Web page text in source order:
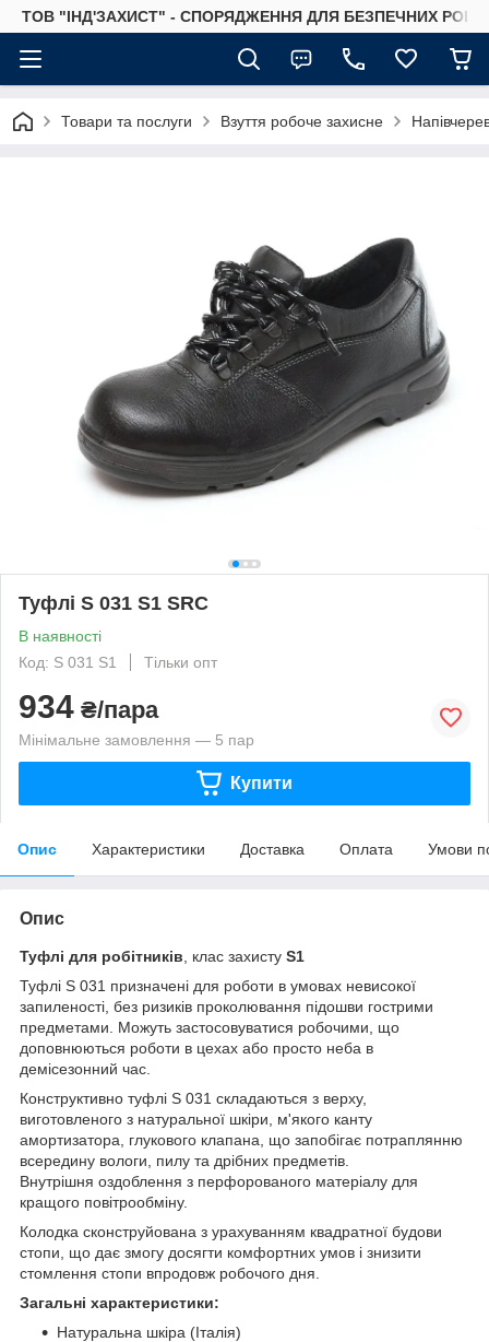
ТОВ "ІНД'ЗАХИСТ" - СПОРЯДЖЕННЯ ДЛЯ БЕЗПЕЧНИХ
Товари та послуги Взуття робоче захисне
Туфлі S 031 S1 SRC
В наявності
Код: S 031 S1
Тільки опт
934 ₴/пара
Мінімальне замовлення — 5 пар
Купити
Опис Характеристики Доставка Оплата Умови
Опис
Туфлі для робітників , клас захисту S1
Туфлі S 031 призначені для роботи в умовах невисокої
запиленості, без ризиків проколювання підошви гострими
предметами. Можуть застосовуватися робочими, що
доповнюються роботи в цехах або просто неба в
демісезонний час.
Конструктивно туфлі S 031 складаються з верху,
виготовленого з натуральної шкіри, м'якого канту
амортизатора, глукового клапана, що запобігає потраплянню
всередину вологи, пилу та дрібних предметів.
Внутрішня оздоблення з перфорованого матеріалу для
кращого повітрообміну.
Колодка сконструйована з урахуванням квадратної будови
стопи, що дає змогу досягти комфортних умов і знизити
стомлення стопи впродовж робочого дня.
Загальні характеристики:
Натуральна шкіра (Італія)